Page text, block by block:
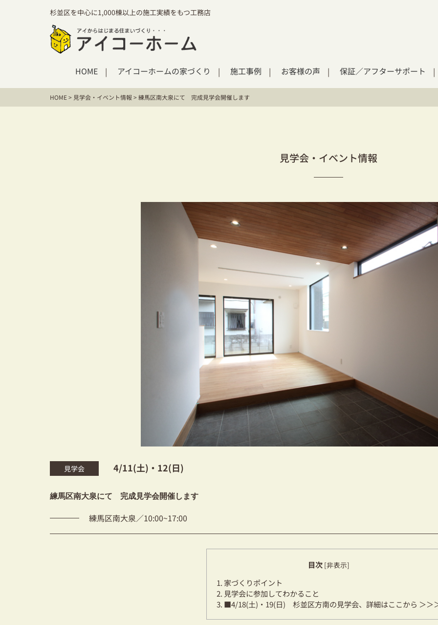
杉並区を中心に1,000棟以上の施工実績をもつ工務店
HOME アイコーホームの家づくり 施工事例 お客様の声 保証／アフターサポート
HOME> 見学会・イベント情報 >練馬区南大泉にて 完成見学会開催します
見学会・イベント情報
見学会 4/11(土)・12(日)
練馬区南大泉にて 完成見学会開催します
練馬区南大泉／10:00~17:00
目次 [非表示]
1. 家づくりポイント
2. 見学会に参加してわかること
3. ■4/18(土)・19(日) 杉並区方南の見学会、詳細はここから ＞＞